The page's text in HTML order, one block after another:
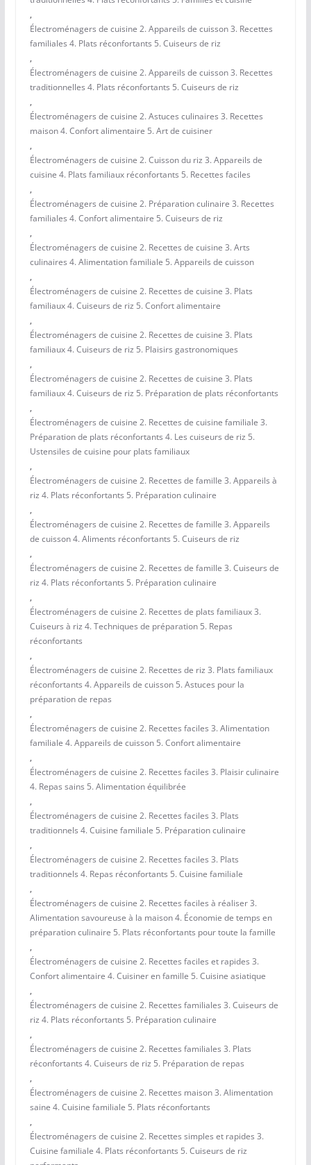
,
Électroménagers de cuisine 2. Appareils de cuisson 3. Recettes
familiales 4. Plats réconfortants 5. Cuiseurs de riz
,
Électroménagers de cuisine 2. Appareils de cuisson 3. Recettes
traditionnelles 4. Plats réconfortants 5. Cuiseurs de riz
,
Électroménagers de cuisine 2. Astuces culinaires 3. Recettes
maison 4. Confort alimentaire 5. Art de cuisiner
,
Électroménagers de cuisine 2. Cuisson du riz 3. Appareils de
cuisine 4. Plats familiaux réconfortants 5. Recettes faciles
,
Électroménagers de cuisine 2. Préparation culinaire 3. Recettes
familiales 4. Confort alimentaire 5. Cuiseurs de riz
,
Électroménagers de cuisine 2. Recettes de cuisine 3. Arts
culinaires 4. Alimentation familiale 5. Appareils de cuisson
,
Électroménagers de cuisine 2. Recettes de cuisine 3. Plats
familiaux 4. Cuiseurs de riz 5. Confort alimentaire
,
Électroménagers de cuisine 2. Recettes de cuisine 3. Plats
familiaux 4. Cuiseurs de riz 5. Plaisirs gastronomiques
,
Électroménagers de cuisine 2. Recettes de cuisine 3. Plats
familiaux 4. Cuiseurs de riz 5. Préparation de plats réconfortants
,
Électroménagers de cuisine 2. Recettes de cuisine familiale 3.
Préparation de plats réconfortants 4. Les cuiseurs de riz 5.
Ustensiles de cuisine pour plats familiaux
,
Électroménagers de cuisine 2. Recettes de famille 3. Appareils à
riz 4. Plats réconfortants 5. Préparation culinaire
,
Électroménagers de cuisine 2. Recettes de famille 3. Appareils
de cuisson 4. Aliments réconfortants 5. Cuiseurs de riz
,
Électroménagers de cuisine 2. Recettes de famille 3. Cuiseurs de
riz 4. Plats réconfortants 5. Préparation culinaire
,
Électroménagers de cuisine 2. Recettes de plats familiaux 3.
Cuiseurs à riz 4. Techniques de préparation 5. Repas
réconfortants
,
Électroménagers de cuisine 2. Recettes de riz 3. Plats familiaux
réconfortants 4. Appareils de cuisson 5. Astuces pour la
préparation de repas
,
Électroménagers de cuisine 2. Recettes faciles 3. Alimentation
familiale 4. Appareils de cuisson 5. Confort alimentaire
,
Électroménagers de cuisine 2. Recettes faciles 3. Plaisir culinaire
4. Repas sains 5. Alimentation équilibrée
,
Électroménagers de cuisine 2. Recettes faciles 3. Plats
traditionnels 4. Cuisine familiale 5. Préparation culinaire
,
Électroménagers de cuisine 2. Recettes faciles 3. Plats
traditionnels 4. Repas réconfortants 5. Cuisine familiale
,
Électroménagers de cuisine 2. Recettes faciles à réaliser 3.
Alimentation savoureuse à la maison 4. Économie de temps en
préparation culinaire 5. Plats réconfortants pour toute la famille
,
Électroménagers de cuisine 2. Recettes faciles et rapides 3.
Confort alimentaire 4. Cuisiner en famille 5. Cuisine asiatique
,
Électroménagers de cuisine 2. Recettes familiales 3. Cuiseurs de
riz 4. Plats réconfortants 5. Préparation culinaire
,
Électroménagers de cuisine 2. Recettes familiales 3. Plats
réconfortants 4. Cuiseurs de riz 5. Préparation de repas
,
Électroménagers de cuisine 2. Recettes maison 3. Alimentation
saine 4. Cuisine familiale 5. Plats réconfortants
,
Électroménagers de cuisine 2. Recettes simples et rapides 3.
Cuisine familiale 4. Plats réconfortants 5. Cuiseurs de riz